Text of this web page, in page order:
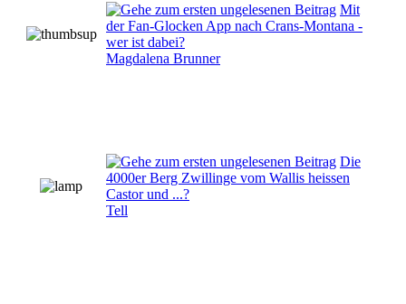
Mit
der Fan-Glocken App nach Crans-Montana -
wer ist dabei?
Magdalena Brunner
Die
4000er Berg Zwillinge vom Wallis heissen
Castor und ...?
Tell